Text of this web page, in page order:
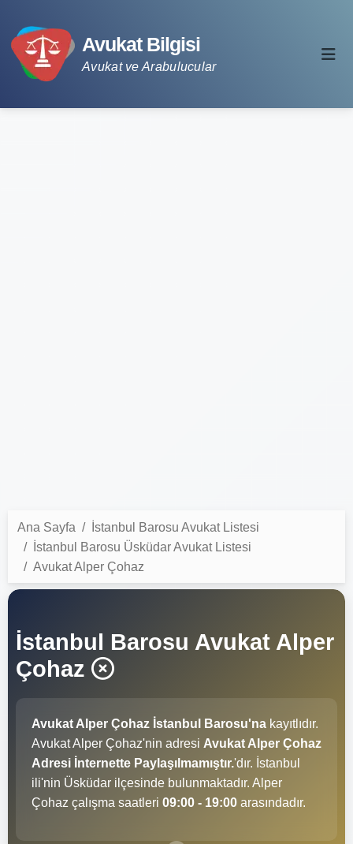
Avukat Bilgisi
Avukat ve Arabulucular
Ana Sayfa
İstanbul Barosu Avukat Listesi
İstanbul Barosu Üsküdar Avukat Listesi
Avukat Alper Çohaz
İstanbul Barosu Avukat Alper
Çohaz
Avukat Alper Çohaz İstanbul Barosu'na kayıtlıdır.
Avukat Alper Çohaz'nin adresi Avukat Alper Çohaz
Adresi İnternette Paylaşılmamıştır.'dır. İstanbul
ili'nin Üsküdar ilçesinde bulunmaktadır. Alper
Çohaz çalışma saatleri 09:00 - 19:00 arasındadır.